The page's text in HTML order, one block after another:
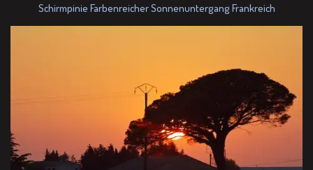
Schirmpinie Farbenreicher Sonnenuntergang Frankreich